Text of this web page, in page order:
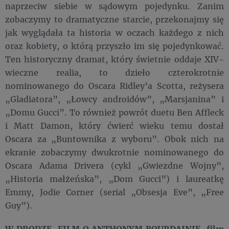
naprzeciw siebie w sądowym pojedynku. Zanim
zobaczymy to dramatyczne starcie, przekonajmy się
jak wyglądała ta historia w oczach każdego z nich
oraz kobiety, o którą przyszło im się pojedynkować.
Ten historyczny dramat, który świetnie oddaje XIV-
wieczne realia, to dzieło czterokrotnie
nominowanego do Oscara Ridley’a Scotta, reżysera
„Gladiatora”, „Łowcy androidów”, „Marsjanina” i
„Domu Gucci”. To również powrót duetu Ben Affleck
i Matt Damon, który ćwierć wieku temu dostał
Oscara za „Buntownika z wyboru”. Obok nich na
ekranie zobaczymy dwukrotnie nominowanego do
Oscara Adama Drivera (cykl „Gwiezdne Wojny”,
„Historia małżeńska”, „Dom Gucci”) i laureatkę
Emmy, Jodie Corner (serial „Obsesja Eve”, „Free
Guy”).